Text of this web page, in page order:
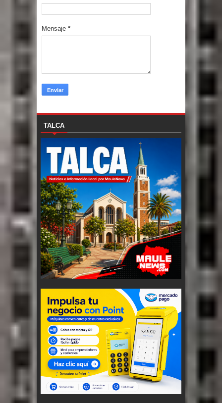
Mensaje *
TALCA